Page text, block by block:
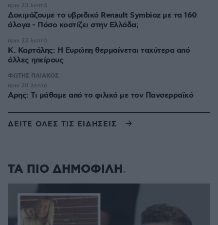
Δοκιμάζουμε το υβριδικό Renault Symbioz με τα 160
άλογα - Πόσο κοστίζει στην Ελλάδα;
πριν 23 λεπτά
Κ. Καρτάλης: Η Ευρώπη θερμαίνεται ταχύτερα από
άλλες ηπείρους
πριν 23 λεπτά
ΦΩΤΗΣ ΠΛΙΑΚΟΣ
Αρης: Τι μάθαμε από το φιλικό με τον Πανσερραϊκό
πριν 28 λεπτά
ΔΕΙΤΕ ΟΛΕΣ ΤΙΣ ΕΙΔΗΣΕΙΣ
ΤΑ ΠΙΟ ΔΗΜΟΦΙΛΗ